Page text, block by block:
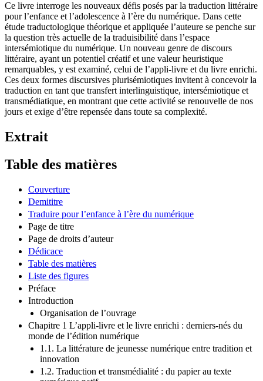
Ce livre interroge les nouveaux défis posés par la traduction littéraire
pour l’enfance et l’adolescence à l’ère du numérique. Dans cette
étude traductologique théorique et appliquée l’auteure se penche sur
la question très actuelle de la traduisibilité dans l’espace
intersémiotique du numérique. Un nouveau genre de discours
littéraire, ayant un potentiel créatif et une valeur heuristique
remarquables, y est examiné, celui de l’appli-livre et du livre enrichi.
Ces deux formes discursives plurisémiotiques invitent à concevoir la
traduction en tant que transfert interlinguistique, intersémiotique et
transmédiatique, en montrant que cette activité se renouvelle de nos
jours et exige d’être repensée dans toute sa complexité.
Extrait
Table des matières
Couverture
Demititre
Traduire pour l’enfance à l’ère du numérique
Page de titre
Page de droits d’auteur
Dédicace
Table des matières
Liste des figures
Préface
Introduction
Organisation de l’ouvrage
Chapitre 1 L’appli-livre et le livre enrichi : derniers-nés du
monde de l’édition numérique
1.1. La littérature de jeunesse numérique entre tradition et
innovation
1.2. Traduction et transmédialité : du papier au texte